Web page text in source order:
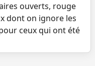
ouverts, rouge
dont on ignore les
ceux qui ont été